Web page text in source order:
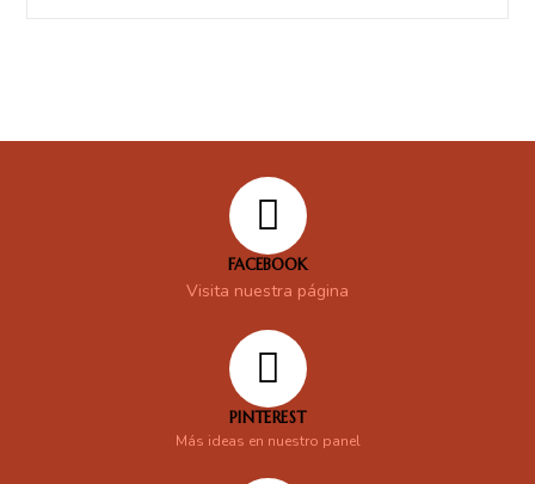
FACEBOOK
Visita nuestra página
PINTEREST
Más ideas en nuestro panel